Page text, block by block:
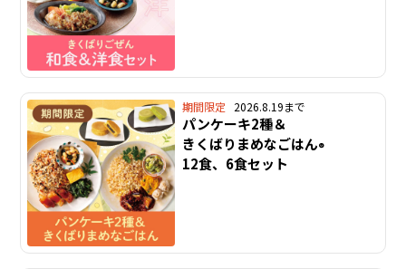
期間限定 2026.8.19まで
パンケーキ2種＆
きくばりまめなごはん®
12食、6食セット